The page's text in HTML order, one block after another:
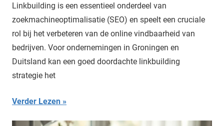
Linkbuilding is een essentieel onderdeel van
zoekmachineoptimalisatie (SEO) en speelt een cruciale
rol bij het verbeteren van de online vindbaarheid van
bedrijven. Voor ondernemingen in Groningen en
Duitsland kan een goed doordachte linkbuilding
strategie het
Verder Lezen